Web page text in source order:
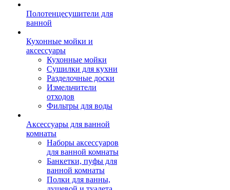
Полотенцесушители для
ванной
Кухонные мойки и
аксессуары
Кухонные мойки
Сушилки для кухни
Разделочные доски
Измельчители
отходов
Фильтры для воды
Аксессуары для ванной
комнаты
Наборы аксессуаров
для ванной комнаты
Банкетки, пуфы для
ванной комнаты
Полки для ванны,